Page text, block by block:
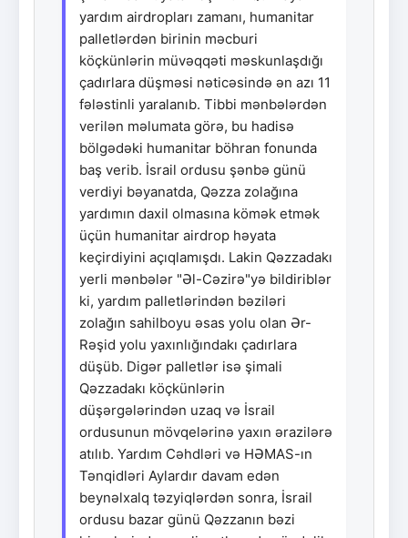
yardım airdropları zamanı, humanitar
palletlərdən birinin məcburi
köçkünlərin müvəqqəti məskunlaşdığı
çadırlara düşməsi nəticəsində ən azı 11
fələstinli yaralanıb. Tibbi mənbələrdən
verilən məlumata görə, bu hadisə
bölgədəki humanitar böhran fonunda
baş verib. İsrail ordusu şənbə günü
verdiyi bəyanatda, Qəzza zolağına
yardımın daxil olmasına kömək etmək
üçün humanitar airdrop həyata
keçirdiyini açıqlamışdı. Lakin Qəzzadakı
yerli mənbələr "Əl-Cəzirə"yə bildiriblər
ki, yardım palletlərindən bəziləri
zolağın sahilboyu əsas yolu olan Ər-
Rəşid yolu yaxınlığındakı çadırlara
düşüb. Digər palletlər isə şimali
Qəzzadakı köçkünlərin
düşərgələrindən uzaq və İsrail
ordusunun mövqelərinə yaxın ərazilərə
atılıb. Yardım Cəhdləri və HƏMAS-ın
Tənqidləri Aylardır davam edən
beynəlxalq təzyiqlərdən sonra, İsrail
ordusu bazar günü Qəzzanın bəzi